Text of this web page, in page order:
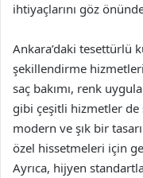
ihtiyaçlarını göz
Ankara’daki tesettürlü
şekillendirme
saç bakımı, renk
gibi çeşitli hizmetler de
modern ve şık bir
özel hissetmeleri için
Ayrıca, hijyen